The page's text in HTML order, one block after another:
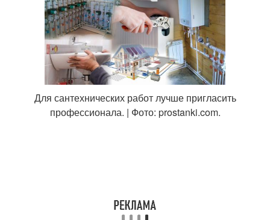
Для сантехнических работ лучше пригласить
профессионала. | Фото: prostanki.com.